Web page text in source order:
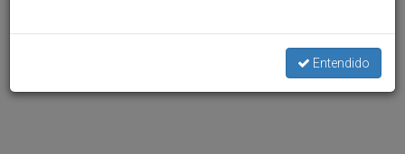
Entendido